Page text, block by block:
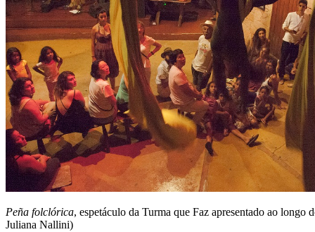
Peña folclórica, espetáculo da Turma que Faz apresentado ao longo
Juliana Nallini)